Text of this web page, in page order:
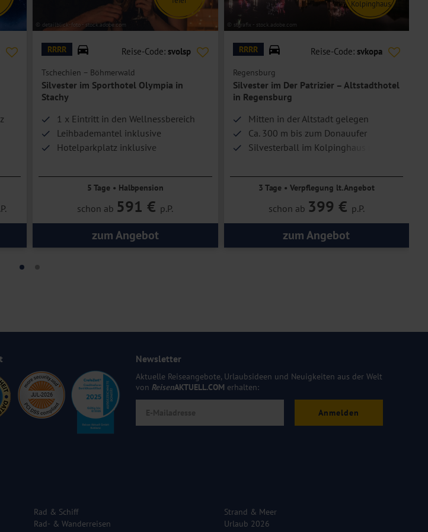
© detailblick-foto - stock.adobe.com
RRRR Reise-Code: svolsp
Tschechien – Böhmerwald
Silvester im Sporthotel Olympia in
Stachy
1 x Eintritt in den Wellnessbereich
Leihbademantel inklusive
Hotelparkplatz inklusive
5 Tage • Halbpension
schon ab 591 € p.P.
zum Angebot
© stgrafix - stock.adobe.com
Kolpinghaus
RRRR Reise-Code: svkopa
Regensburg
Silvester im Der Patrizier – Altstadthotel
in Regensburg
Mitten in der Altstadt gelegen
Ca. 300 m bis zum Donauufer
Silvesterball im Kolpinghaus mit
Sekt
3 Tage • Verpflegung lt. Angebot
schon ab 399 € p.P.
zum Angebot
Newsletter
Aktuelle Reiseangebote, Urlaubsideen und Neuigkeiten aus der Welt
von ReisenAKTUELL.COM erhalten:
Anmelden
Rad & Schiff
Rad- & Wanderreisen
Strand & Meer
Urlaub 2026